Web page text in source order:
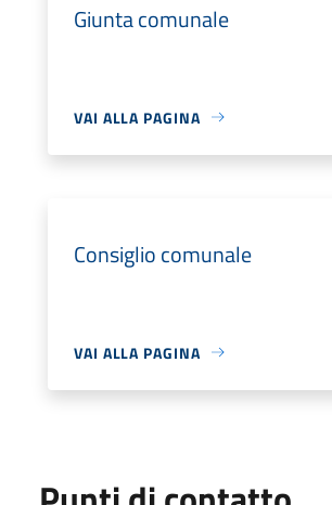
Giunta comunale
VAI ALLA PAGINA
Consiglio comunale
VAI ALLA PAGINA